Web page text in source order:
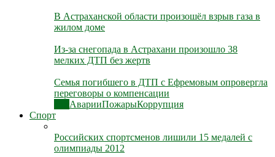
В Астраханской области произошёл взрыв газа в
жилом доме
Из-за снегопада в Астрахани произошло 38
мелких ДТП без жертв
Семья погибшего в ДТП с Ефремовым опровергла
переговоры о компенсации
АварииПожарыКоррупция
Спорт
Российских спортсменов лишили 15 медалей с
олимпиады 2012